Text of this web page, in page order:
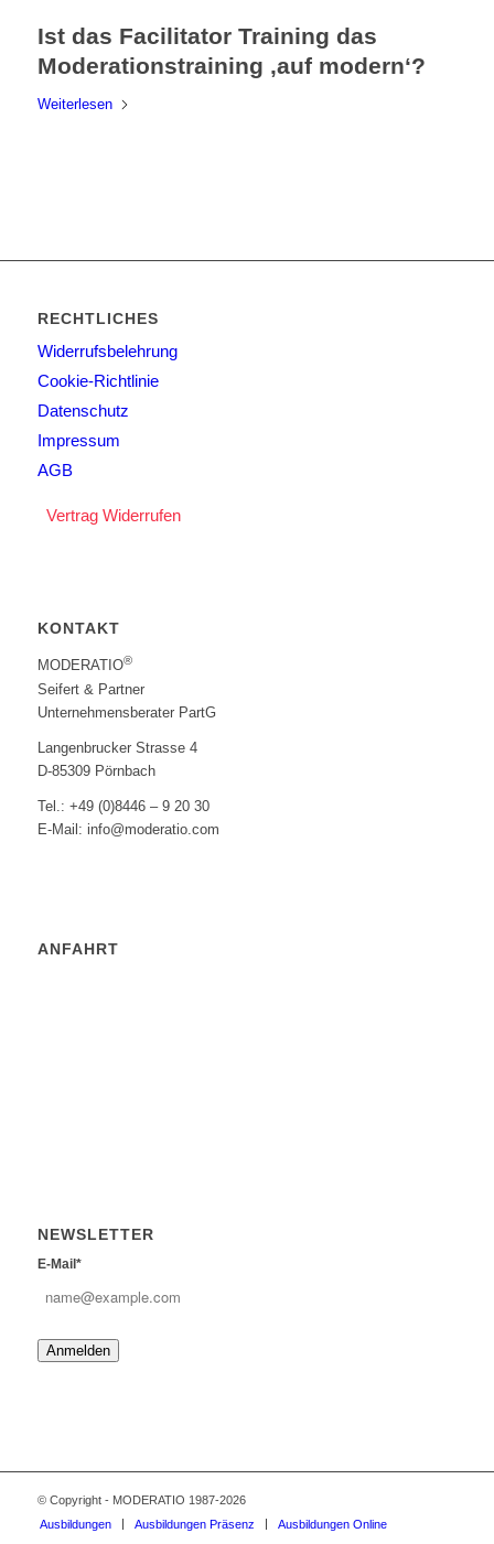
Ist das Facilitator Training das
Moderationstraining ‚auf modern‘?
Weiterlesen
RECHTLICHES
Widerrufsbelehrung
Cookie-Richtlinie
Datenschutz
Impressum
AGB
Vertrag Widerrufen
KONTAKT
MODERATIO®
Seifert & Partner
Unternehmensberater PartG
Langenbrucker Strasse 4
D-85309 Pörnbach
Tel.: +49 (0)8446 – 9 20 30
E-Mail: info@moderatio.com
ANFAHRT
NEWSLETTER
E-Mail*
Anmelden
© Copyright - MODERATIO 1987-2026
Ausbildungen
Ausbildungen Präsenz Ausbildungen Online